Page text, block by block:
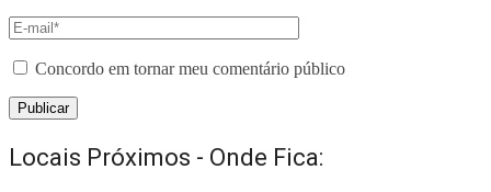
Concordo em tornar meu comentário público
Locais Próximos - Onde Fica: